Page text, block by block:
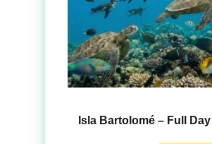
Isla Bartolomé – Full